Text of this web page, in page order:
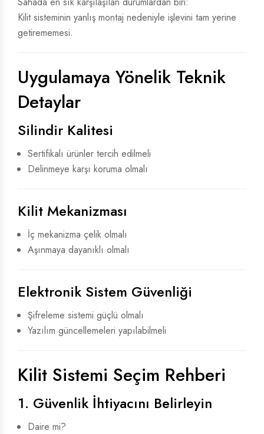
Kilit sisteminin yanlış montaj nedeniyle işlevini tam yerine
getirememesi.
Uygulamaya Yönelik Teknik
Detaylar
Silindir Kalitesi
Sertifikalı ürünler tercih edilmeli
Delinmeye karşı koruma olmalı
Kilit Mekanizması
İç mekanizma çelik olmalı
Aşınmaya dayanıklı olmalı
Elektronik Sistem Güvenliği
Şifreleme sistemi güçlü olmalı
Yazılım güncellemeleri yapılabilmeli
Kilit Sistemi Seçim Rehberi
1. Güvenlik İhtiyacını Belirleyin
Daire mi?